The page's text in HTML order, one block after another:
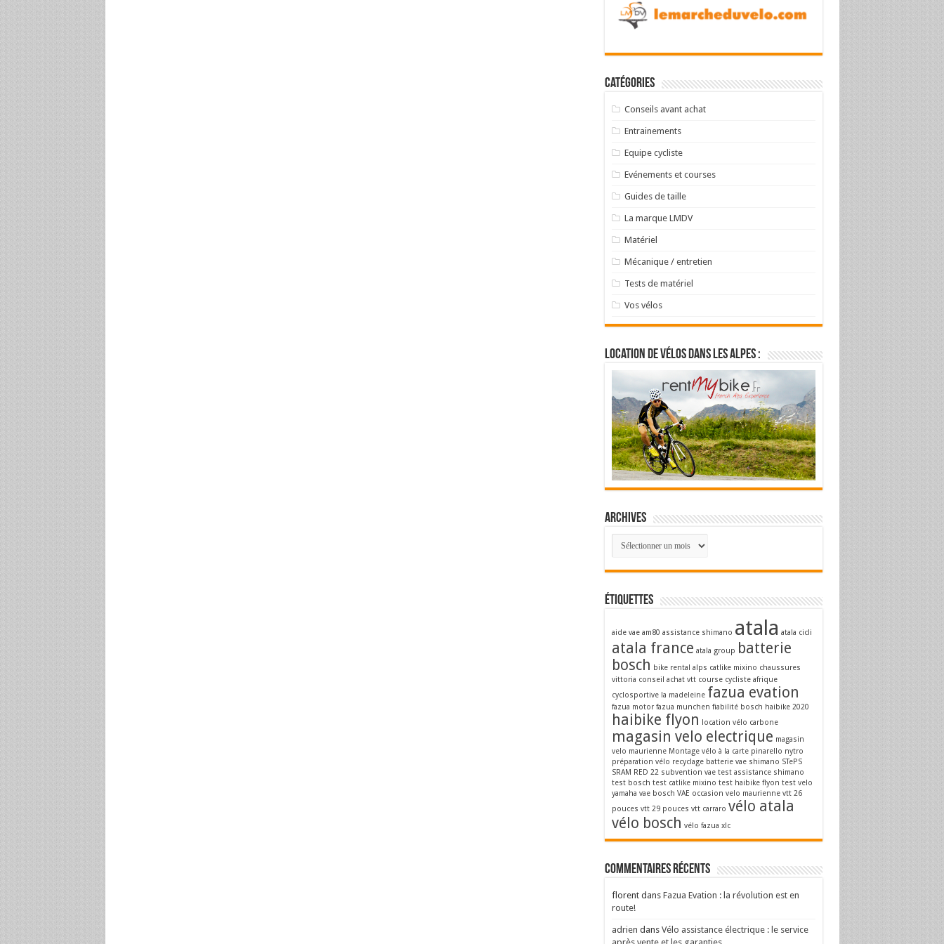
Catégories
Conseils avant achat
Entrainements
Equipe cycliste
Evénements et courses
Guides de taille
La marque LMDV
Matériel
Mécanique / entretien
Tests de matériel
Vos vélos
Location de vélos dans les Alpes :
Archives
Archives
Étiquettes
aide vae am80 assistance shimano atala atala cicli
atala france atala group batterie
bosch bike rental alps catlike mixino chaussures
vittoria conseil achat vtt course cycliste afrique
cyclosportive la madeleine fazua evation
fazua motor fazua munchen fiabilité bosch haibike 2020
haibike flyon location vélo carbone
magasin velo electrique magasin
velo maurienne Montage vélo à la carte pinarello nytro
préparation vélo recyclage batterie vae shimano STePS
SRAM RED 22 subvention vae test assistance shimano
test bosch test catlike mixino test haibike flyon test velo
yamaha vae bosch VAE occasion velo maurienne vtt 26
pouces vtt 29 pouces vtt carraro vélo atala
vélo bosch vélo fazua xlc
Commentaires récents
florentdans Fazua Evation : la révolution est en
route!
adrien dans Vélo assistance électrique : le service